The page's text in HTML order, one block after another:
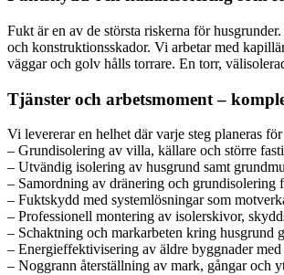
Fukt är en av de största riskerna för
och konstruktionsskador. Vi arbetar med
väggar och golv hålls torrare. En torr,
Tjänster och arbetsmoment –
Vi levererar en helhet där varje steg planeras
– Grundisolering av villa, källare och större
– Utvändig isolering av husgrund samt
– Samordning av dränering och grundisolering
– Fuktskydd med systemlösningar som
– Professionell montering av isolerskivor,
– Schaktning och markarbeten kring husgrund
– Energieffektivisering av äldre byggnader
– Noggrann återställning av mark, gångar och